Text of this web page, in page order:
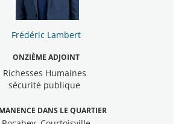
Frédéric Lambert
ONZIÈME ADJOINT
Richesses Humaines
sécurité publique
DANS LE QUARTIER